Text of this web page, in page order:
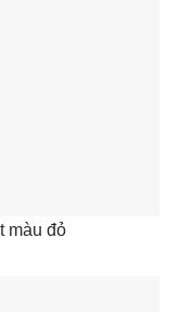
màu đỏ